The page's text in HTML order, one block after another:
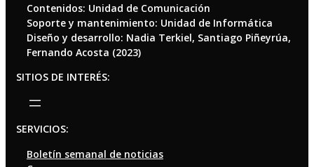
Contenidos: Unidad de Comunicación
Soporte y mantenimiento: Unidad de Informática
Diseño y desarrollo: Nadia Terkiel, Santiago Piñeyrúa,
Fernando Acosta (2023)
SITIOS DE INTERÉS:
SERVICIOS:
Boletín semanal de noticias